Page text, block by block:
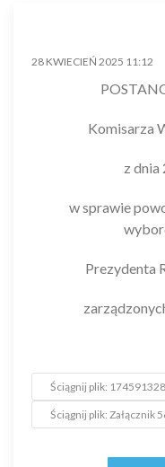
28 KWIECIEŃ 2025 11:12
Komisarza
z dnia
w sprawie
Prezydenta
Ściągnij plik:
Ściągnij plik: Załącznik